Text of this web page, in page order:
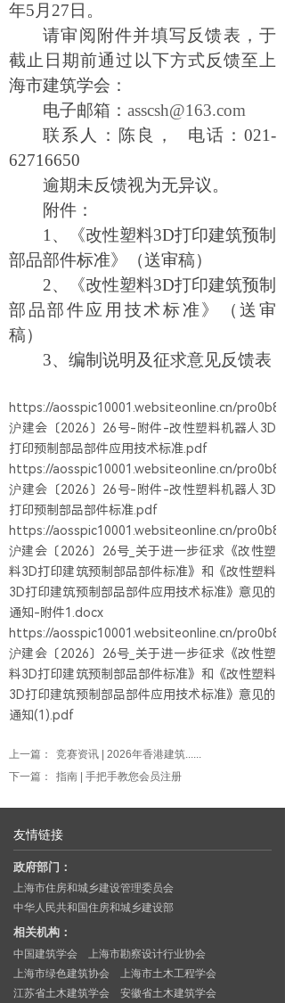
年5月27日 。
请审阅附件并填写反馈表，于
截止日期前通过以下方式反馈至 上
海市建筑学会 ：
电子邮箱： asscsh@163.com
联系人： 陈良 ， 电话：021-
62716650
逾期未反馈视为无异议。
附件：
1、
《改性塑料3D打印建筑预制
部品部件标准》（送审稿）
2、
《改性塑料3D打印建筑预制
部品部件应用技术标准》（送审
稿）
3、 编制说明及征求意见反馈表
https://aosspic10001.websiteonline.cn/
沪建会〔2026〕26号-附件-改性塑料机器人3D
打印预制部品部件应用技术标准.pdf
https://aosspic10001.websiteonline.cn/
沪建会〔2026〕26号-附件-改性塑料机器人3D
打印预制部品部件标准.pdf
https://aosspic10001.websiteonline.cn/
沪建会〔2026〕26号_关于进一步征求《改性塑
料3D打印建筑预制部品部件标准》和《改性塑料
3D打印建筑预制部品部件应用技术标准》意见的
通知-附件1.docx
https://aosspic10001.websiteonline.cn/
沪建会〔2026〕26号_关于进一步征求《改性塑
料3D打印建筑预制部品部件标准》和《改性塑料
3D打印建筑预制部品部件应用技术标准》意见的
通知(1).pdf
上一篇：
竞赛资讯 | 2026年香港建筑......
下一篇：
指南 | 手把手教您会员注册
友情链接
上海市住房和城乡建设管理委员会
中华人民共和国住房和城乡建设部
相关机构：
中国建筑学会
上海市勘察设计行业协会
上海市绿色建筑协会
上海市土木工程学会
江苏省土木建筑学会
安徽省土木建筑学会
政府部门：